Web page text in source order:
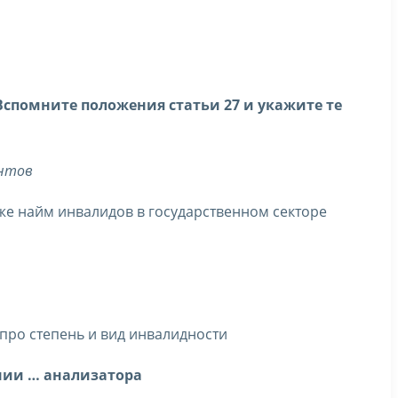
положения статьи 27 и укажите те
найм инвалидов в государственном секторе
степень и вид инвалидности
… анализатора